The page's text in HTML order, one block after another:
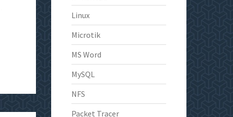
Linux
Microtik
MS Word
MySQL
NFS
Packet Tracer